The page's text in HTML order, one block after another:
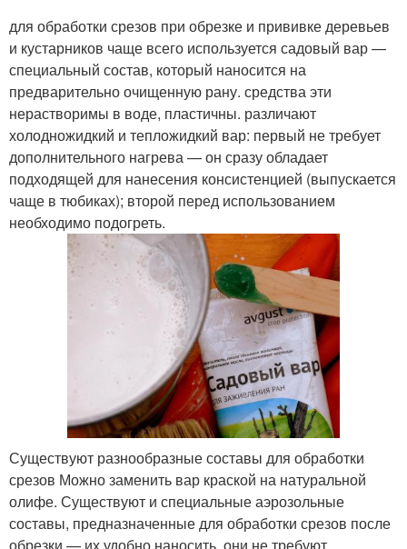
для обработки срезов при обрезке и прививке деревьев
и кустарников чаще всего используется садовый вар —
специальный состав, который наносится на
предварительно очищенную рану. средства эти
нерастворимы в воде, пластичны. различают
холодножидкий и тепложидкий вар: первый не требует
дополнительного нагрева — он сразу обладает
подходящей для нанесения консистенцией (выпускается
чаще в тюбиках); второй перед использованием
необходимо подогреть.
Существуют разнообразные составы для обработки
срезов Можно заменить вар краской на натуральной
олифе. Существуют и специальные аэрозольные
составы, предназначенные для обработки срезов после